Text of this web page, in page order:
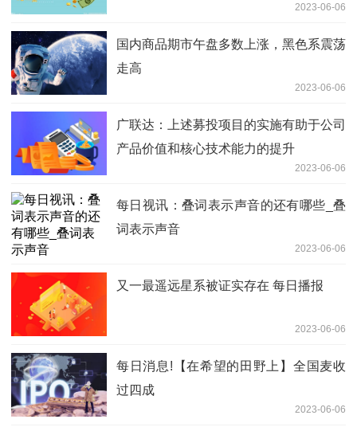
2023-06-06
国内商品期市午盘多数上涨，黑色系震荡
走高
2023-06-06
广联达：上述募投项目的实施有助于公司
产品价值和核心技术能力的提升
2023-06-06
每日视讯：叠词表示声音的还有哪些_叠
词表示声音
2023-06-06
又一最遥远星系被证实存在 每日播报
2023-06-06
每日消息!【在希望的田野上】全国麦收
过四成
2023-06-06